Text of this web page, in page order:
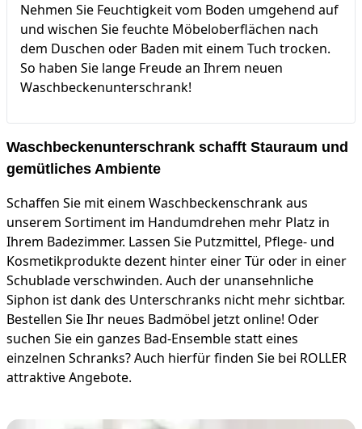
Nehmen Sie Feuchtigkeit vom Boden umgehend auf
und wischen Sie feuchte Möbeloberflächen nach
dem Duschen oder Baden mit einem Tuch trocken.
So haben Sie lange Freude an Ihrem neuen
Waschbeckenunterschrank!
Waschbeckenunterschrank schafft Stauraum und
gemütliches Ambiente
Schaffen Sie mit einem Waschbeckenschrank aus
unserem Sortiment im Handumdrehen mehr Platz in
Ihrem Badezimmer. Lassen Sie Putzmittel, Pflege- und
Kosmetikprodukte dezent hinter einer Tür oder in einer
Schublade verschwinden. Auch der unansehnliche
Siphon ist dank des Unterschranks nicht mehr sichtbar.
Bestellen Sie Ihr neues Badmöbel jetzt online! Oder
suchen Sie ein ganzes Bad-Ensemble statt eines
einzelnen Schranks? Auch hierfür finden Sie bei ROLLER
attraktive Angebote.